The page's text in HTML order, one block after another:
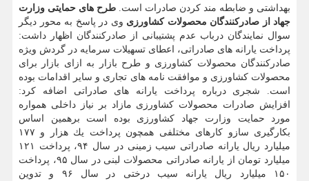
بهداشتی و ضابطه مند كردن صادرات است. طرح های حمایتی وزارت
جهاد از صادركنندگان محصولات كشاورزی وی در پاسخ به محور دیگر
سوال نمایندگان درباب عدم پشتیبانی از صادركنندگان اظهار داشت:
پرداخت یارانه های صادراتی، اعطای تسهیلات سرمایه در گردش ویژه
صادركنندگان محصولات كشاورزی و طرح بازار به ازای بازار برای
محصولات كشاورزی و موافقت نامه های تجاری و سایر اقدامات بوده
است. شجری درباره پرداخت یارانه های صادراتی اضافه كرد:
افزایش صادرات محصولات كشاورزی مازاد بر نیاز داخلی همواره
مورد حمایت وزارت جهاد كشاورزی بوده است برهمین اساس
بكارگیری سازو كارهای مختلفی همچون پرداخت یك هزار و ۱۷۷
میلیارد ریال یارانه صادراتی سیب زمینی در سال ۹۴، پرداخت ۱۲۱
میلیارد تومان از یارانه صادراتی محصولات لبنی در سال ۹۵، پرداخت
۱۵۰ میلیارد ریال یارانه سیب درختی در سال ۹۶ و تدوین